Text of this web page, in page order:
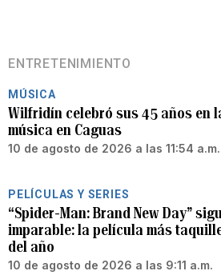
ENTRETENIMIENTO
MÚSICA
Wilfridín celebró sus 45 años en
música en Caguas
10 de agosto de 2026 a las 11:54 a.m.
PELÍCULAS Y SERIES
“Spider-Man: Brand New Day”
imparable: la película más
del año
10 de agosto de 2026 a las 9:11 a.m.